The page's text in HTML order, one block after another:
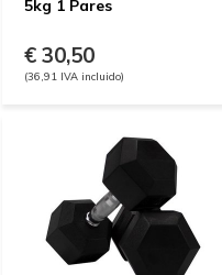
5kg 1 Pares
€ 30,50
(36,91 IVA incluido)